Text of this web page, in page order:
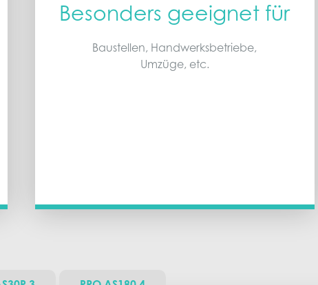
Besonders geeignet für
Baustellen, Handwerksbetriebe,
Umzüge, etc.